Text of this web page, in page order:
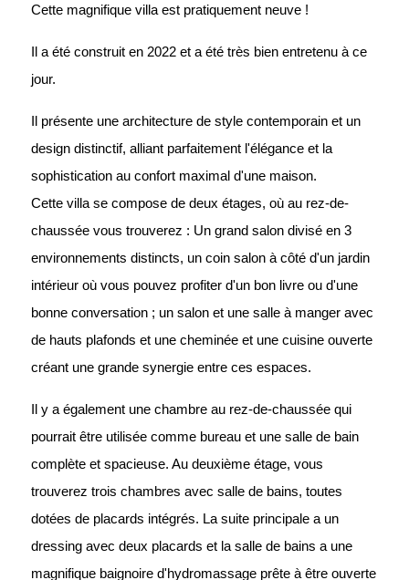
Cette magnifique villa est pratiquement neuve !
Il a été construit en 2022 et a été très bien entretenu à ce
jour.
Il présente une architecture de style contemporain et un
design distinctif, alliant parfaitement l'élégance et la
sophistication au confort maximal d'une maison.
Cette villa se compose de deux étages, où au rez-de-
chaussée vous trouverez : Un grand salon divisé en 3
environnements distincts, un coin salon à côté d'un jardin
intérieur où vous pouvez profiter d'un bon livre ou d'une
bonne conversation ; un salon et une salle à manger avec
de hauts plafonds et une cheminée et une cuisine ouverte
créant une grande synergie entre ces espaces.
Il y a également une chambre au rez-de-chaussée qui
pourrait être utilisée comme bureau et une salle de bain
complète et spacieuse. Au deuxième étage, vous
trouverez trois chambres avec salle de bains, toutes
dotées de placards intégrés. La suite principale a un
dressing avec deux placards et la salle de bains a une
magnifique baignoire d'hydromassage prête à être ouverte